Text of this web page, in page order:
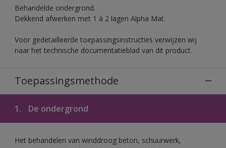
Behandelde ondergrond.
Dekkend afwerken met 1 à 2 lagen Alpha Mat.
Voor gedetailleerde toepassingsinstructies verwijzen wij
naar het technische documentatieblad van dit product.
Toepassingsmethode
1. De ondergrond
Het behandelen van winddroog beton, schuurwerk,